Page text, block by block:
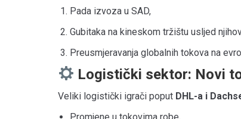
Pada izvoza u SAD,
Gubitaka na kineskom tržištu usljed
Preusmjeravanja globalnih tokova na
Logistički sektor: Novi
Veliki logistički igrači poput DHL-a i
Promjene u tokovima robe,